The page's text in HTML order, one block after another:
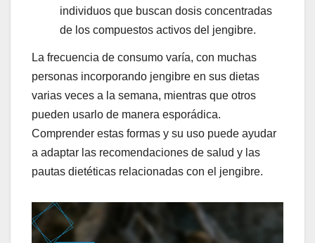
individuos que buscan dosis concentradas
de los compuestos activos del jengibre.
La frecuencia de consumo varía, con muchas
personas incorporando jengibre en sus dietas
varias veces a la semana, mientras que otros
pueden usarlo de manera esporádica.
Comprender estas formas y su uso puede ayudar
a adaptar las recomendaciones de salud y las
pautas dietéticas relacionadas con el jengibre.